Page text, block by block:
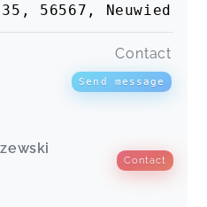
56567, Neuwied
Contact
Send message
Contact